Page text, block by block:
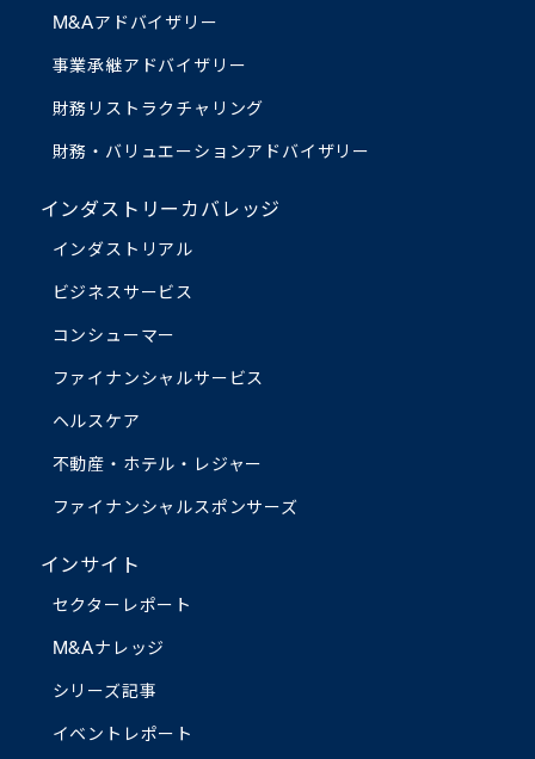
M&Aアドバイザリー
事業承継アドバイザリー
財務リストラクチャリング
財務・バリュエーションアドバイザリー
インダストリーカバレッジ
インダストリアル
ビジネスサービス
コンシューマー
ファイナンシャルサービス
ヘルスケア
不動産・ホテル・レジャー
ファイナンシャルスポンサーズ
インサイト
セクターレポート
M&Aナレッジ
シリーズ記事
イベントレポート